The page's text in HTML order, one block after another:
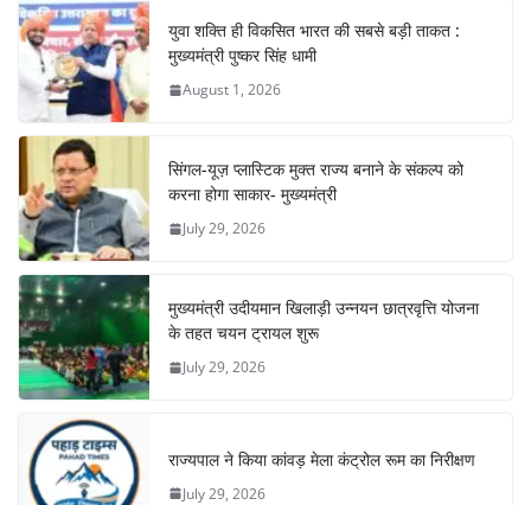
युवा शक्ति ही विकसित भारत की सबसे बड़ी ताकत :
मुख्यमंत्री पुष्कर सिंह धामी
August 1, 2026
सिंगल-यूज़ प्लास्टिक मुक्त राज्य बनाने के संकल्प को
करना होगा साकार- मुख्यमंत्री
July 29, 2026
मुख्यमंत्री उदीयमान खिलाड़ी उन्नयन छात्रवृत्ति योजना
के तहत चयन ट्रायल शुरू
July 29, 2026
राज्यपाल ने किया कांवड़ मेला कंट्रोल रूम का निरीक्षण
July 29, 2026